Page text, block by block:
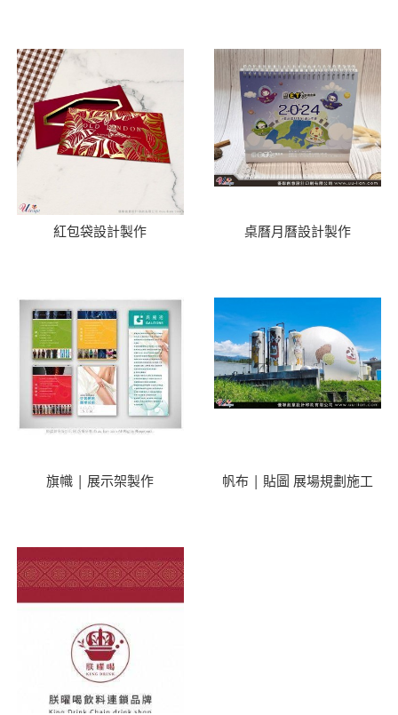
紅包袋設計製作 桌曆月曆設計製作
旗幟 | 展示架製作 帆布 | 貼圖 展場規劃施工